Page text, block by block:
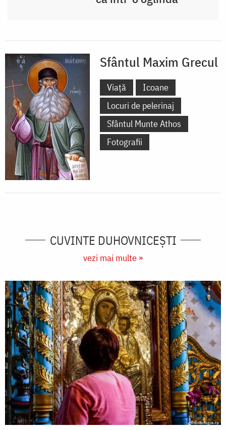
Sfântul Maxim Grecul
Viață
Icoane
Locuri de pelerinaj
Sfântul Munte Athos
Fotografii
CUVINTE DUHOVNICEȘTI
vezi mai multe »